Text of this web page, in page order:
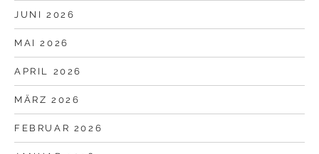
JUNI 2026
MAI 2026
APRIL 2026
MÄRZ 2026
FEBRUAR 2026